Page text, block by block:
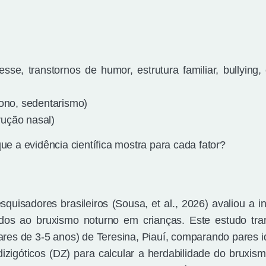
transtornos de humor, estrutura familiar, bullying,
sedentarismo)
nasal)
a evidência científica mostra para cada fator?
brasileiros (Sousa, et al., 2026) avaliou a
ao bruxismo noturno em crianças. Este estudo
de 3-5 anos) de Teresina, Piauí, comparando pares
(DZ) para calcular a herdabilidade do